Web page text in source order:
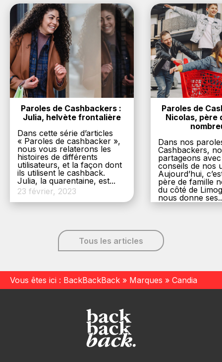
Paroles de Cashbackers :
Julia, helvète frontalière
Dans cette série d’articles
« Paroles de cashbacker »,
nous vous relaterons les
histoires de différents
utilisateurs, et la façon dont
ils utilisent le cashback.
Julia, la quarentaine, est...
23 février, 2023
Paroles de
Nicolas, père
Dans nos
Cashbackers,
partageons
conseils de nos
Aujourd’hui,
père de famille
du côté de
nous donne
Tous les articles
Vous êtes ici : BackBackBack » Marques » Candia